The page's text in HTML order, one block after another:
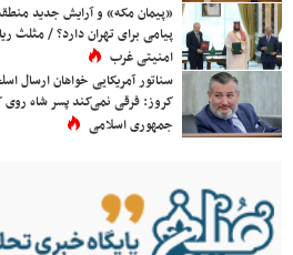
«پیمان مکه» و آرایش جدید
پیامی برای تهران دارد؟ / مثلث
امنیتی غرب
سناتور آمریکایی خواهان ارسال
کروز: فرقی نمی‌کند پسر شاه روی
جمهوری اسلامی